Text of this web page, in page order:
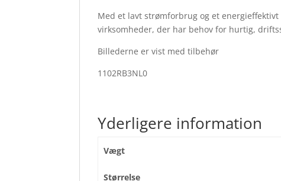
Med et lavt strømforbrug og et
virksomheder, der har behov for hurtig,
Billederne er vist med tilbehør
1102RB3NL0
Yderligere information
Vægt
Størrelse